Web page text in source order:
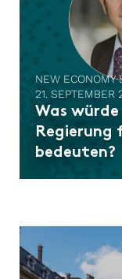
NEW ECONOMY
21. SEPTEMBER
Was
Regierung
bedeuten?